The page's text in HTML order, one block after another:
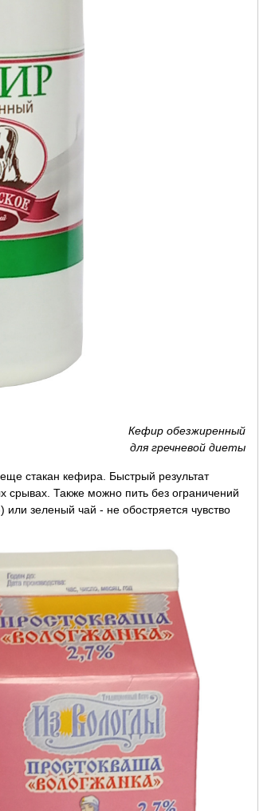
Кефир обезжиренный
для гречневой диеты
стакан кефира. Быстрый результат
срывах. Также можно пить без ограничений
зеленый чай - не обостряется чувство